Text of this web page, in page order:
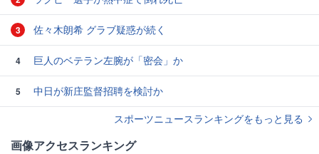
3 佐々木朗希 グラブ疑惑が続く
4 巨人のベテラン左腕が「密会」か
5
中日が新庄監督招聘を検討か
スポーツニュースランキングをもっと見る
画像アクセスランキング